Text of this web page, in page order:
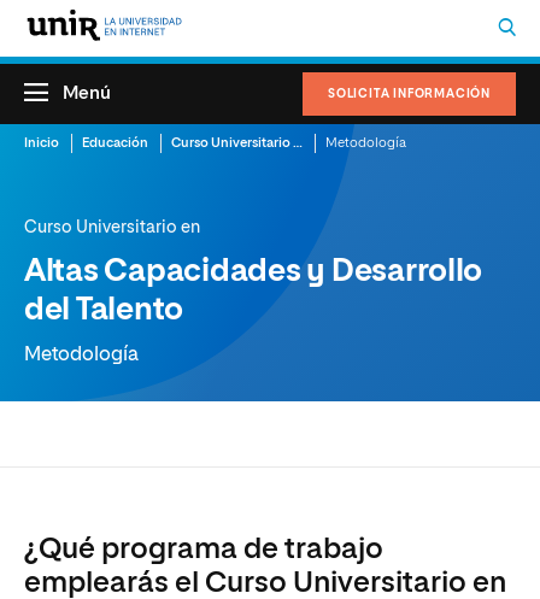
SOLICITA INFORMACIÓN
Menú
Inicio Educación Curso Universitario en Altas Capacidades y Desarrollo del Talento Metodología
Curso Universitario en
Altas Capacidades y Desarrollo
del Talento
Metodología
¿Qué programa de trabajo
emplearás el Curso Universitario en